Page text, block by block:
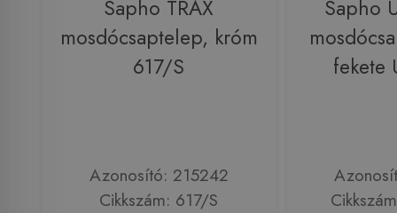
Sapho TRAX
mosdócsaptelep, króm
617/S
Azonosító: 215242
Cikkszám: 617/S
Sapho
fekete